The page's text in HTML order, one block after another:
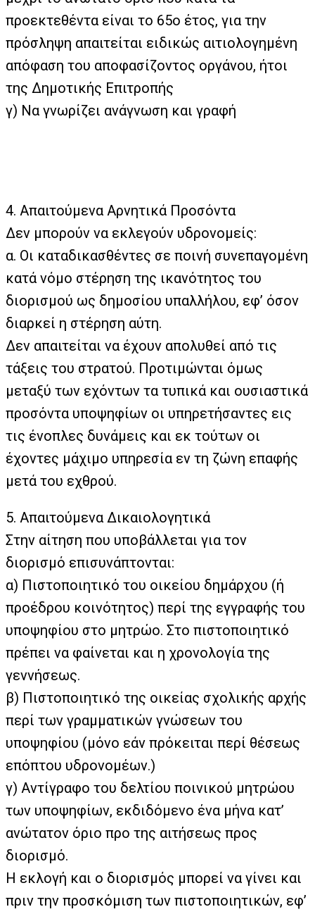
προεκτεθέντα είναι το 65ο έτος, για την
πρόσληψη απαιτείται ειδικώς αιτιολογημένη
απόφαση του αποφασίζοντος οργάνου, ήτοι
της Δημοτικής Επιτροπής
γ) Να γνωρίζει ανάγνωση και γραφή
4. Απαιτούμενα Αρνητικά Προσόντα
Δεν μπορούν να εκλεγούν υδρονομείς:
α. Οι καταδικασθέντες σε ποινή συνεπαγομένη
κατά νόμο στέρηση της ικανότητος του
διορισμού ως δημοσίου υπαλλήλου, εφ’ όσον
διαρκεί η στέρηση αύτη.
Δεν απαιτείται να έχουν απολυθεί από τις
τάξεις του στρατού. Προτιμώνται όμως
μεταξύ των εχόντων τα τυπικά και ουσιαστικά
προσόντα υποψηφίων οι υπηρετήσαντες εις
τις ένοπλες δυνάμεις και εκ τούτων οι
έχοντες μάχιμο υπηρεσία εν τη ζώνη επαφής
μετά του εχθρού.
5. Απαιτούμενα Δικαιολογητικά
Στην αίτηση που υποβάλλεται για τον
διορισμό επισυνάπτονται:
α) Πιστοποιητικό του οικείου δημάρχου (ή
προέδρου κοινότητος) περί της εγγραφής του
υποψηφίου στο μητρώο. Στο πιστοποιητικό
πρέπει να φαίνεται και η χρονολογία της
γεννήσεως.
β) Πιστοποιητικό της οικείας σχολικής αρχής
περί των γραμματικών γνώσεων του
υποψηφίου (μόνο εάν πρόκειται περί θέσεως
επόπτου υδρονομέων.)
γ) Αντίγραφο του δελτίου ποινικού μητρώου
των υποψηφίων, εκδιδόμενο ένα μήνα κατ’
ανώτατον όριο προ της αιτήσεως προς
διορισμό.
Η εκλογή και ο διορισμός μπορεί να γίνει και
πριν την προσκόμιση των πιστοποιητικών, εφ’